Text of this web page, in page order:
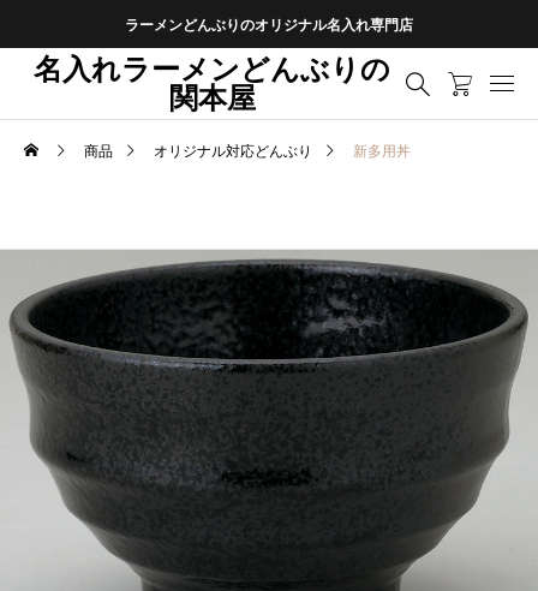
ラーメンどんぶりのオリジナル名入れ専門店
名入れラーメンどんぶりの
関本屋
商品 オリジナル対応どんぶり 新多用丼